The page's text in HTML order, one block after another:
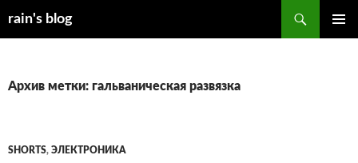
rain's blog
Архив метки: гальваническая развязка
SHORTS, ЭЛЕКТРОНИКА